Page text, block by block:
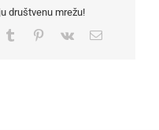
društvenu mrežu!
Tumblr Pinterest
Vk Email